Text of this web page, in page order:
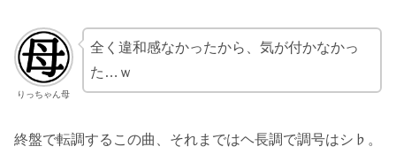
りっちゃん母
全く違和感なかったから、気が付かなかっ
た…ｗ
終盤で転調するこの曲、それまではヘ長調で調号はシ♭。